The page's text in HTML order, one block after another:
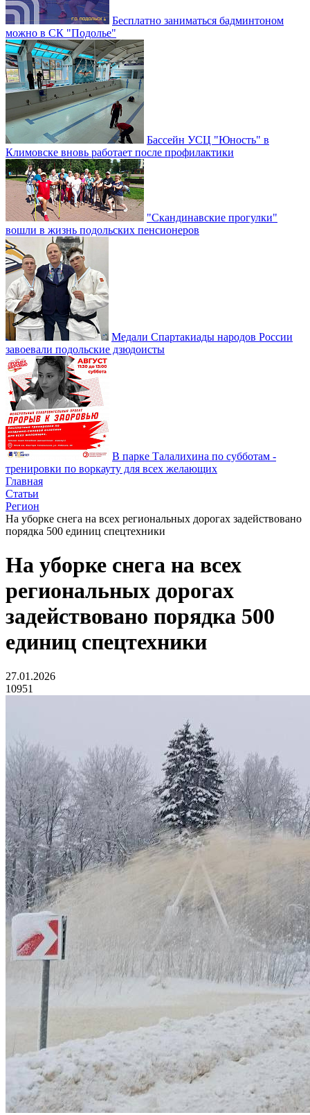
Бесплатно заниматься бадминтоном
можно в СК "Подолье"
Бассейн УСЦ "Юность" в
Климовске вновь работает после профилактики
"Скандинавские прогулки"
вошли в жизнь подольских пенсионеров
Медали Спартакиады народов России
завоевали подольские дзюдоисты
В парке Талалихина по субботам -
тренировки по воркауту для всех желающих
Главная
Статьи
Регион
На уборке снега на всех региональных дорогах задействовано
порядка 500 единиц спецтехники
На уборке снега на всех
региональных дорогах
задействовано порядка 500
единиц спецтехники
27.01.2026
10951